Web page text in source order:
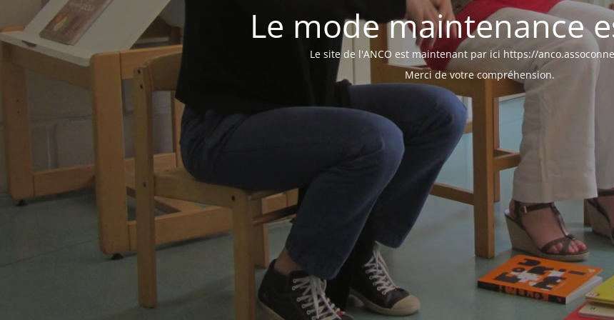
Le mode maintenance
Le site de l'ANCO est maintenant par ici https://
Merci de votre compréhension.